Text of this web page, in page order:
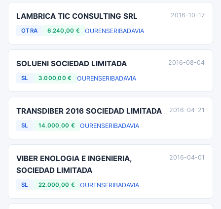
LAMBRICA TIC CONSULTING SRL
OTRA 6.240,00 € OURENSERIBADAVIA
2016-10-17
SOLUENI SOCIEDAD LIMITADA
SL 3.000,00 € OURENSERIBADAVIA
2016-08-04
TRANSDIBER 2016 SOCIEDAD LIMITADA
SL 14.000,00 € OURENSERIBADAVIA
2016-04-21
VIBER ENOLOGIA E INGENIERIA,
SOCIEDAD LIMITADA
SL 22.000,00 € OURENSERIBADAVIA
2016-04-01